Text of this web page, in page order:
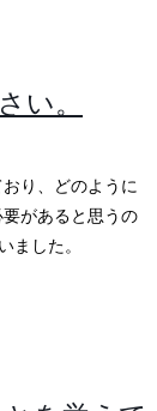
い。
り、どのように
があると思うの
ました。